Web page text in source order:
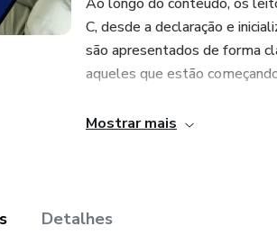
C, desde a declaração e
são apresentados de forma
aqueles que estão
Uma das características mais
e habilidade na linguagem C.
Mostrar mais
Detalhes